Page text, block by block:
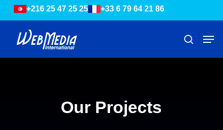
Skip
to
content
+216 25 47 25 25 +33 6 79 64 21 86
search
Our Projects